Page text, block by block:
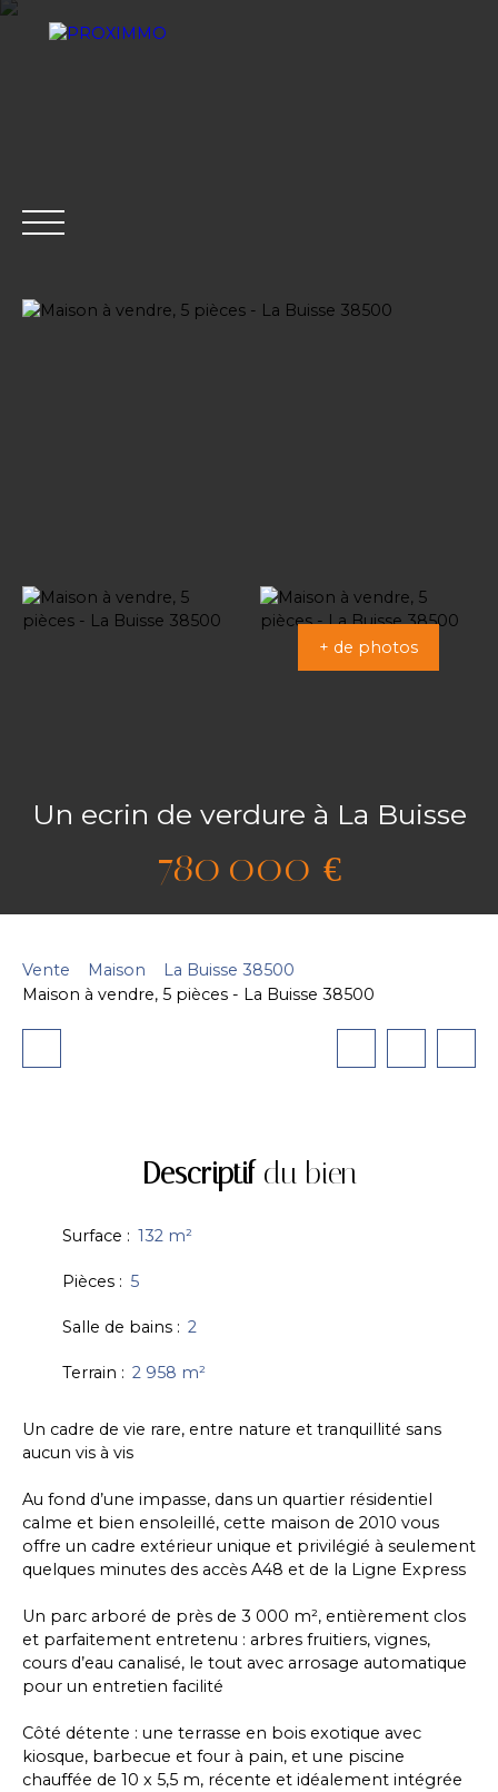
+ de photos
Un ecrin de verdure à La Buisse
780 000 €
Vente Maison
La Buisse 38500
Maison à vendre, 5 pièces - La Buisse 38500
Descriptifdu bien
Surface : 132 m²
Pièces : 5
Salle de bains : 2
Terrain : 2 958 m²
Un cadre de vie rare, entre nature et tranquillité sans
aucun vis à vis
Au fond d’une impasse, dans un quartier résidentiel
calme et bien ensoleillé, cette maison de 2010 vous
offre un cadre extérieur unique et privilégié à seulement
quelques minutes des accès A48 et de la Ligne Express
Un parc arboré de près de 3 000 m², entièrement clos
et parfaitement entretenu : arbres fruitiers, vignes,
cours d’eau canalisé, le tout avec arrosage automatique
pour un entretien facilité
Côté détente : une terrasse en bois exotique avec
kiosque, barbecue et four à pain, et une piscine
chauffée de 10 x 5,5 m, récente et idéalement intégrée